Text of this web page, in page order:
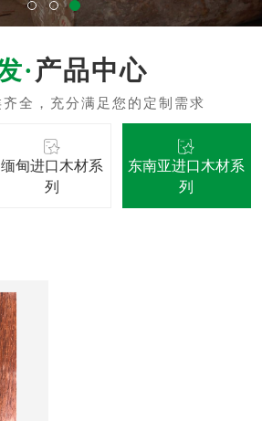
产品中心
缅甸进口木材系
列
东南亚进口木材系
列